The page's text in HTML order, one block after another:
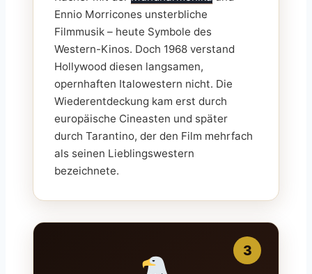
Ennio Morricones unsterbliche
Filmmusik – heute Symbole des
Western-Kinos. Doch 1968 verstand
Hollywood diesen langsamen,
opernhaften Italowestern nicht. Die
Wiederentdeckung kam erst durch
europäische Cineasten und später
durch Tarantino, der den Film mehrfach
als seinen Lieblingswestern
bezeichnete.
3